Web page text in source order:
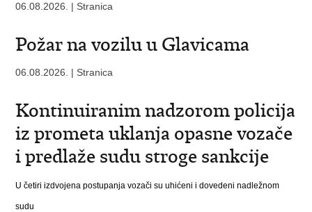
06.08.2026. | Stranica
Požar na vozilu u Glavicama
06.08.2026. | Stranica
Kontinuiranim nadzorom policija
iz prometa uklanja opasne vozače
i predlaže sudu stroge sankcije
U četiri izdvojena postupanja vozači su uhićeni i dovedeni nadležnom
sudu